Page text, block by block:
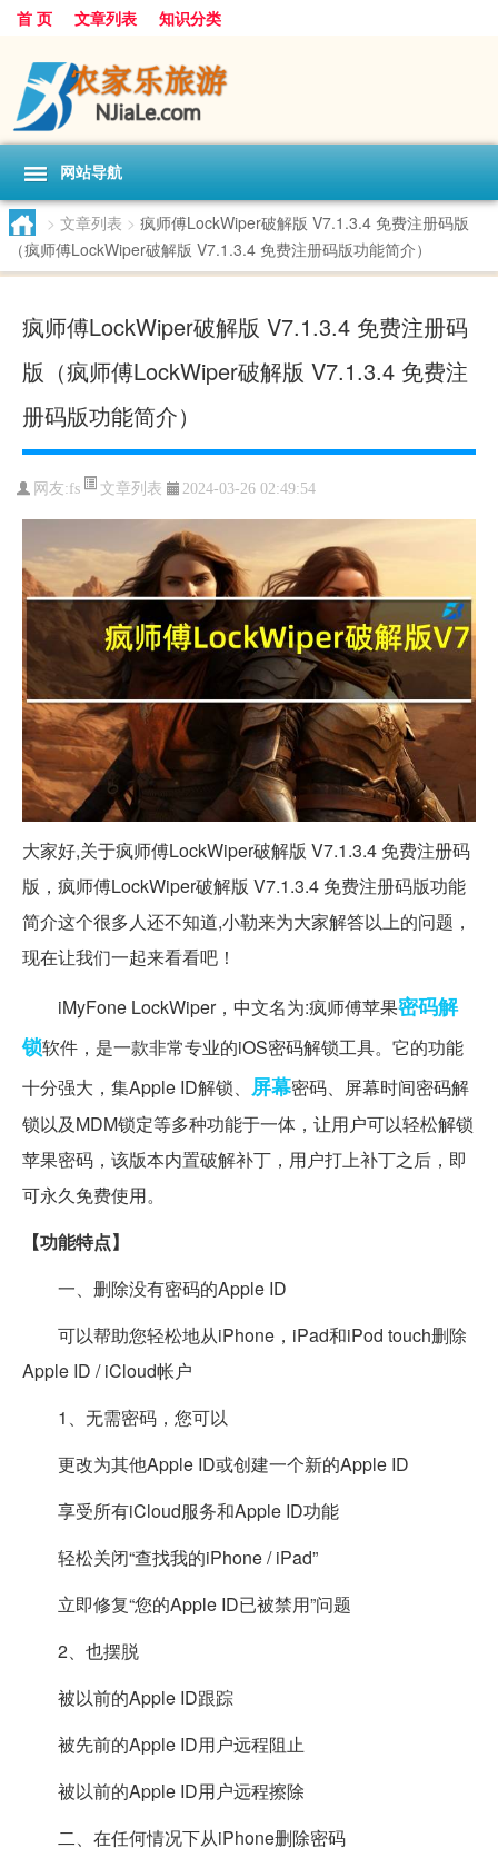
首 页 文章列表 知识分类
网站导航
> 文章列表 > 疯师傅LockWiper破解版 V7.1.3.4 免费注册码版
（疯师傅LockWiper破解版 V7.1.3.4 免费注册码版功能简介）
疯师傅LockWiper破解版 V7.1.3.4 免费注册码
版（疯师傅LockWiper破解版 V7.1.3.4 免费注
册码版功能简介）
网友:fs 文章列表 2024-03-26 02:49:54
大家好,关于疯师傅LockWiper破解版 V7.1.3.4 免费注册码
版，疯师傅LockWiper破解版 V7.1.3.4 免费注册码版功能
简介这个很多人还不知道,小勒来为大家解答以上的问题，
现在让我们一起来看看吧！
iMyFone LockWiper，中文名为:疯师傅苹果密码解
锁软件，是一款非常专业的iOS密码解锁工具。它的功能
十分强大，集Apple ID解锁、 屏幕密码、屏幕时间密码解
锁以及MDM锁定等多种功能于一体，让用户可以轻松解锁
苹果密码，该版本内置破解补丁，用户打上补丁之后，即
可永久免费使用。
【功能特点】
一、删除没有密码的Apple ID
可以帮助您轻松地从iPhone，iPad和iPod touch删除
Apple ID / iCloud帐户
1、无需密码，您可以
更改为其他Apple ID或创建一个新的Apple ID
享受所有iCloud服务和Apple ID功能
轻松关闭“查找我的iPhone / iPad”
立即修复“您的Apple ID已被禁用”问题
2、也摆脱
被以前的Apple ID跟踪
被先前的Apple ID用户远程阻止
被以前的Apple ID用户远程擦除
二、在任何情况下从iPhone删除密码